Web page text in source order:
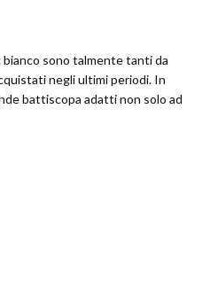
sono talmente tanti da
negli ultimi periodi. In
battiscopa adatti non solo ad